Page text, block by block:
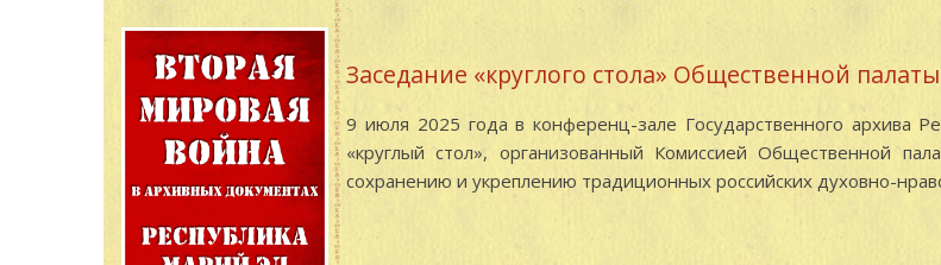
Заседание «круглого стола» Общественной
9 июля 2025 года в конференц-зале Государственного архива
«круглый стол», организованный Комиссией Общественной
сохранению и укреплению традиционных российских духовно-